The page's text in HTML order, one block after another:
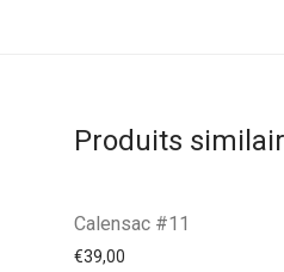
Produits
Calensac #11
€39,00